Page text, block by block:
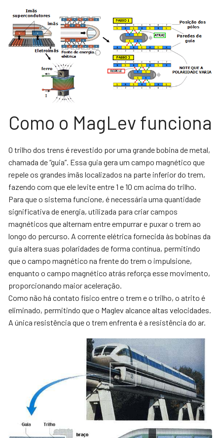
Como o MagLev funciona
O trilho dos trens é revestido por uma grande bobina de metal,
chamada de “guia”. Essa guia gera um campo magnético que
repele os grandes ímãs localizados na parte inferior do trem,
fazendo com que ele levite entre 1 e 10 cm acima do trilho.
Para que o sistema funcione, é necessária uma quantidade
significativa de energia, utilizada para criar campos
magnéticos que alternam entre empurrar e puxar o trem ao
longo do percurso. A corrente elétrica fornecida às bobinas da
guia altera suas polaridades de forma contínua, permitindo
que o campo magnético na frente do trem o impulsione,
enquanto o campo magnético atrás reforça esse movimento,
proporcionando maior aceleração.
Como não há contato físico entre o trem e o trilho, o atrito é
eliminado, permitindo que o Maglev alcance altas velocidades.
A única resistência que o trem enfrenta é a resistência do ar.